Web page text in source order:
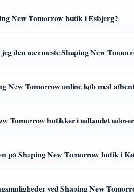
New Tomorrow butik i Esbjerg?
den nærmeste Shaping New
New Tomorrow online køb med
Tomorrow butikker i udlandet
på Shaping New Tomorrow butik i
ved Shaping New